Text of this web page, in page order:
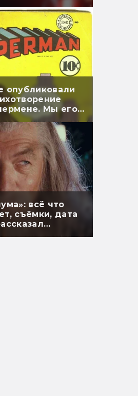
опубликовали
Мы его
всё что
съёмки, дата